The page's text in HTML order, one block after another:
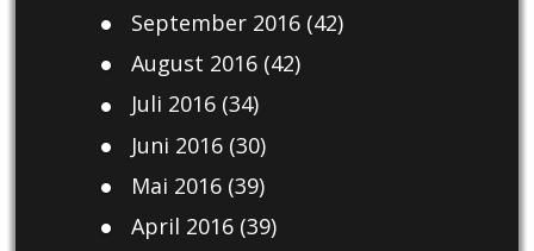
September 2016(42)
August 2016(42)
Juli 2016(34)
Juni 2016(30)
Mai 2016(39)
April 2016(39)